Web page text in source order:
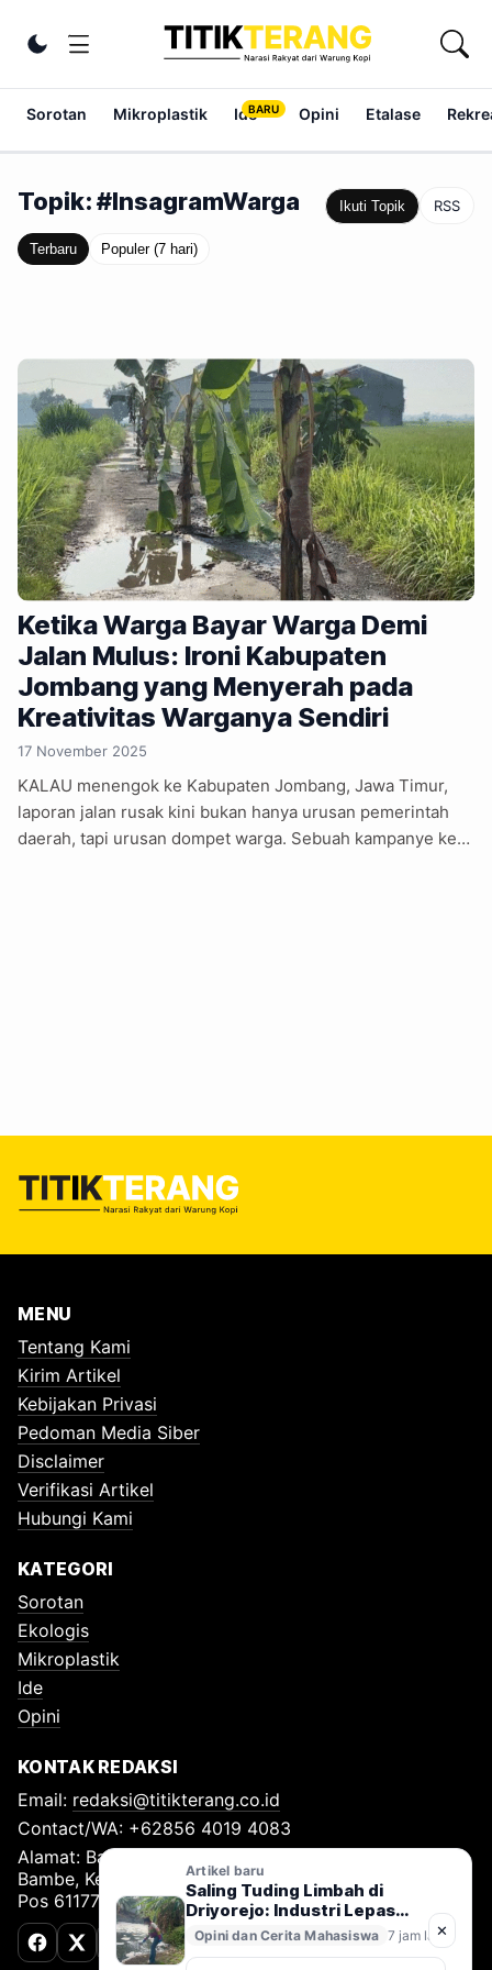
Ubah tema
Sorotan Mikroplastik Ide Opini Etalase
Topik: #InsagramWarga Ikuti Topik RSS
Terbaru Populer (7 hari)
Ketika Warga Bayar Warga Demi
Jalan Mulus: Ironi Kabupaten
Jombang yang Menyerah pada
Kreativitas Warganya Sendiri
17 November 2025
KALAU menengok ke Kabupaten Jombang, Jawa Timur,
laporan jalan rusak kini bukan hanya urusan pemerintah
daerah, tapi urusan dompet warga. Sebuah kampanye kecil
video, yang…
MENU
Tentang Kami
Kirim Artikel
Kebijakan Privasi
Pedoman Media Siber
Disclaimer
Verifikasi Artikel
Hubungi Kami
KATEGORI
Sorotan
Ekologis
Mikroplastik
Ide
Opini
KONTAK REDAKSI
Email: redaksi@titikterang.co.id
Contact/WA: +62856 4019 4083
Alamat: Bambe Nomor 115, RT 009 RW 009, Desa
Bambe, Kecamatan Driyorejo, Kabupaten Gresik, Kode
Pos 61177
FacebookX (Twitter)
TikTok
Artikel baru
Saling Tuding Limbah di
Driyorejo: Industri Lepas
Tangan, Kali Surabaya
Terancam
Opini dan Cerita Mahasiswa 7 jam lalu
✕